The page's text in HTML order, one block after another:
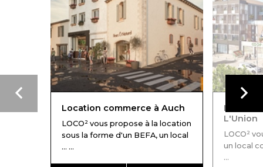
Location commerce à Auch
LOCO² vous propose à la location
sous la forme d'un BEFA, un local
... ...
L'Union
LOCO²
un local
...